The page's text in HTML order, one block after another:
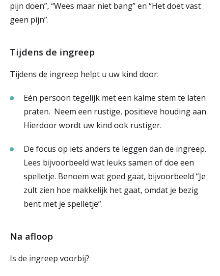
pijn doen”, “Wees maar niet bang” en “Het doet vast
geen pijn”.
Tijdens de ingreep
Tijdens de ingreep helpt u uw kind door:
Eén persoon tegelijk met een kalme stem te laten
praten. Neem een rustige, positieve houding aan.
Hierdoor wordt uw kind ook rustiger.
De focus op iets anders te leggen dan de ingreep.
Lees bijvoorbeeld wat leuks samen of doe een
spelletje. Benoem wat goed gaat, bijvoorbeeld “Je
zult zien hoe makkelijk het gaat, omdat je bezig
bent met je spelletje”.
Na afloop
Is de ingreep voorbij?